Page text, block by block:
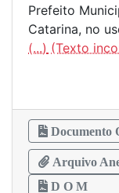
Prefeito
Catarina, no
(...)
Documento
Arquivo
D O M